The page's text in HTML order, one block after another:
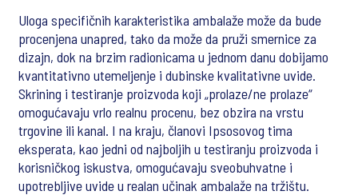
Uloga specifičnih karakteristika ambalaže može da bude
procenjena unapred, tako da može da pruži smernice za
dizajn, dok na brzim radionicama u jednom danu dobijamo
kvantitativno utemeljenje i dubinske kvalitativne uvide.
Skrining i testiranje proizvoda koji „prolaze/ne prolaze“
omogućavaju vrlo realnu procenu, bez obzira na vrstu
trgovine ili kanal. I na kraju, članovi Ipsosovog tima
eksperata, kao jedni od najboljih u testiranju proizvoda i
korisničkog iskustva, omogućavaju sveobuhvatne i
upotrebljive uvide u realan učinak ambalaže na tržištu.